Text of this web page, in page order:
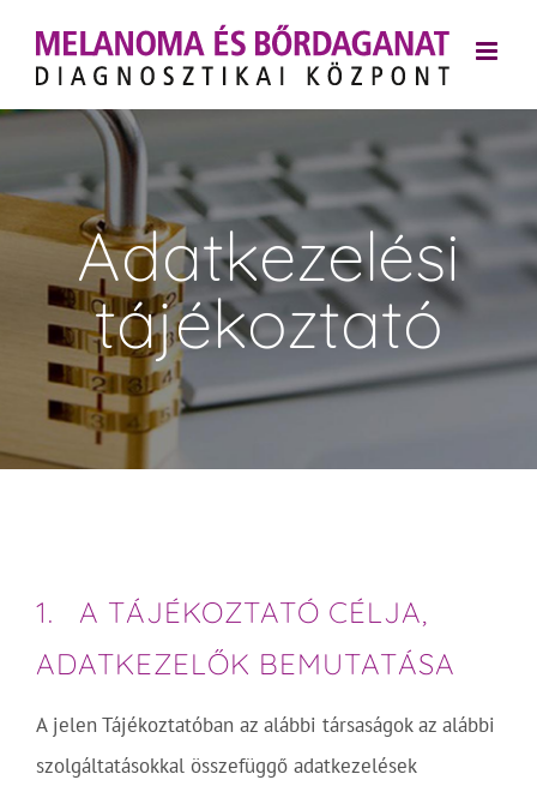
Adatkezelési
tájékoztató
1. A TÁJÉKOZTATÓ CÉLJA,
ADATKEZELŐK BEMUTATÁSA
A jelen Tájékoztatóban az alábbi társaságok az alábbi
szolgáltatásokkal összefüggő adatkezelések